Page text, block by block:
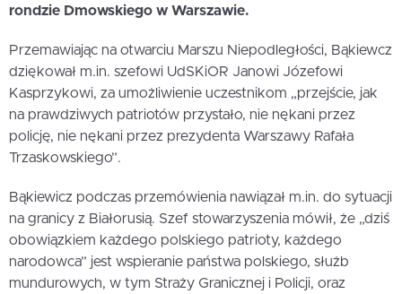
rondzie Dmowskiego w Warszawie.
Przemawiając na otwarciu Marszu Niepodległości, Bąkiewcz
dziękował m.in. szefowi UdSKiOR Janowi Józefowi
Kasprzykowi, za umożliwienie uczestnikom „przejście, jak
na prawdziwych patriotów przystało, nie nękani przez
policję, nie nękani przez prezydenta Warszawy Rafała
Trzaskowskiego”.
Bąkiewicz podczas przemówienia nawiązał m.in. do sytuacji
na granicy z Białorusią. Szef stowarzyszenia mówił, że „dziś
obowiązkiem każdego polskiego patrioty, każdego
narodowca” jest wspieranie państwa polskiego, służb
mundurowych, w tym Straży Granicznej i Policji, oraz